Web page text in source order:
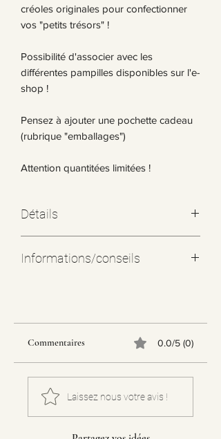
créoles originales pour confectionner
vos "petits trésors" !
Possibilité d'associer avec les
différentes pampilles disponibles sur l'e-
shop !
Pensez à ajouter une pochette cadeau
(rubrique "emballages")
Attention quantitées limitées !
Détails
Informations/conseils
altérer les couleurs du métal et écarter
au maximum le risque allergique
(provenance Asie)
Il est donc fortement conseillé de retirer
vos bijoux en cas d'immersion sous
Commentaires 0.0/5 (0)
Laissez nous votre avis !